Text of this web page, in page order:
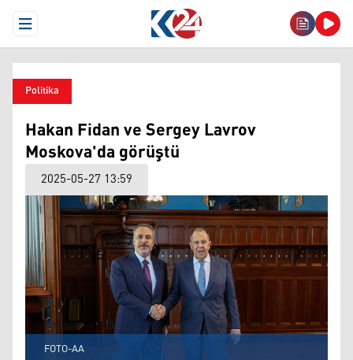
Open Menu
Politika
Hakan Fidan ve Sergey Lavrov
Moskova'da görüştü
2025-05-27 13:59
FOTO-AA